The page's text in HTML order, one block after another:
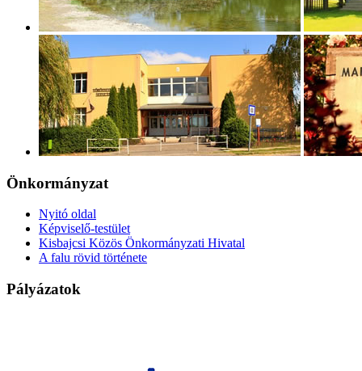
Önkormányzat
Nyitó oldal
Képviselő-testület
Kisbajcsi Közös Önkormányzati Hivatal
A falu rövid története
Pályázatok